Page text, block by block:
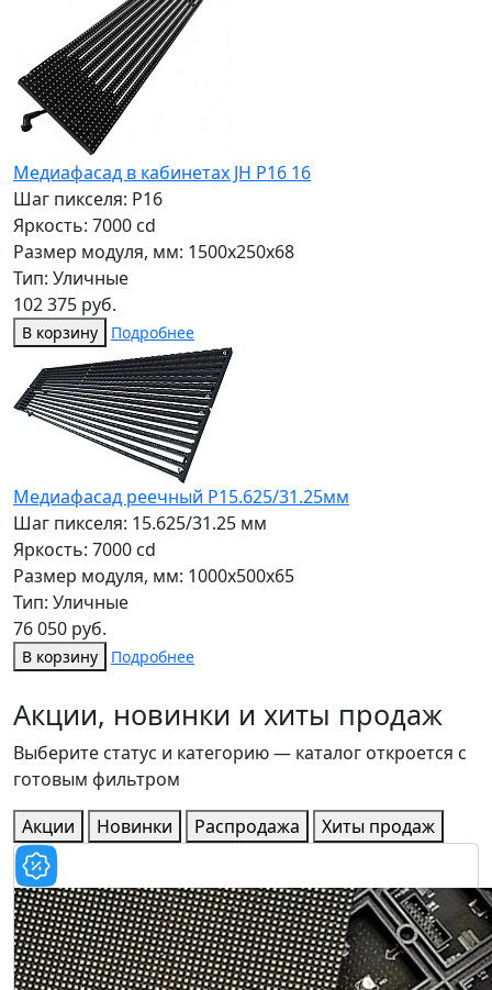
Медиафасад в кабинетах JH Р16 16
Шаг пикселя: P16
Яркость: 7000 cd
Размер модуля, мм: 1500x250x68
Тип: Уличные
102 375 руб.
В корзину Подробнее
Медиафасад реечный Р15.625/31.25мм
Шаг пикселя: 15.625/31.25 мм
Яркость: 7000 cd
Размер модуля, мм: 1000x500x65
Тип: Уличные
76 050 руб.
В корзину Подробнее
Акции, новинки и хиты продаж
Выберите статус и категорию — каталог откроется с
готовым фильтром
Акции
Новинки Распродажа Хиты продаж